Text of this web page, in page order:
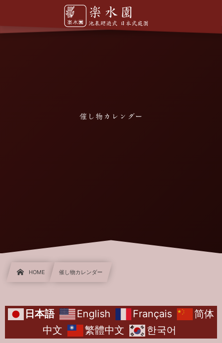
催し物カレンダー
HOME 催し物カレンダー
日本語 English Français
简体
中文
繁體中文 한국어